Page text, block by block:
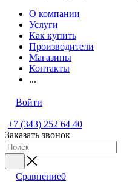
О компании
Услуги
Как купить
Производители
Магазины
Контакты
...
Войти
+7 (343) 252 64 40
Заказать звонок
Сравнение0